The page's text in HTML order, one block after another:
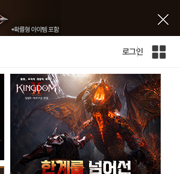
로그인
인
전
체
사
이
트
맵